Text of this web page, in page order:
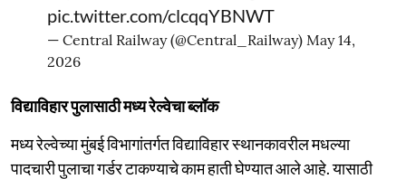
pic.twitter.com/clcqqYBNWT
— Central Railway (@Central_Railway) May 14,
2026
विद्याविहार पुलासाठी मध्य रेल्वेचा ब्लॉक
मध्य रेल्वेच्या मुंबई विभागांतर्गत विद्याविहार स्थानकावरील मधल्या
पादचारी पुलाचा गर्डर टाकण्याचे काम हाती घेण्यात आले आहे. यासाठी